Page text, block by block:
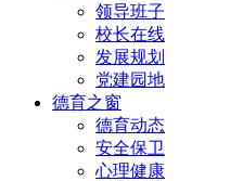
领导班子
校长在线
发展规划
党建园地
德育之窗
德育动态
安全保卫
心理健康